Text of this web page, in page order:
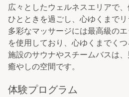
広々としたウェルネスエリアで
ひとときを過ごし、心ゆくまでリ
多彩なマッサージには最高級の
を使用しており、心ゆくまでく
施設のサウナやスチームバスは
癒やしの空間です。
体験プログラム